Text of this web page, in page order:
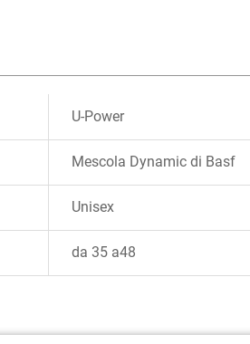
U-Power
Mescola Dynamic di Basf
Unisex
da 35 a48